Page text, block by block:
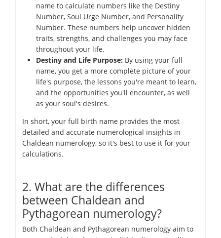
name to calculate numbers like the Destiny
Number, Soul Urge Number, and Personality
Number. These numbers help uncover hidden
traits, strengths, and challenges you may face
throughout your life.
Destiny and Life Purpose: By using your full
name, you get a more complete picture of your
life's purpose, the lessons you're meant to learn,
and the opportunities you'll encounter, as well
as your soul's desires.
In short, your full birth name provides the most
detailed and accurate numerological insights in
Chaldean numerology, so it's best to use it for your
calculations.
2. What are the differences
between Chaldean and
Pythagorean numerology?
Both Chaldean and Pythagorean numerology aim to